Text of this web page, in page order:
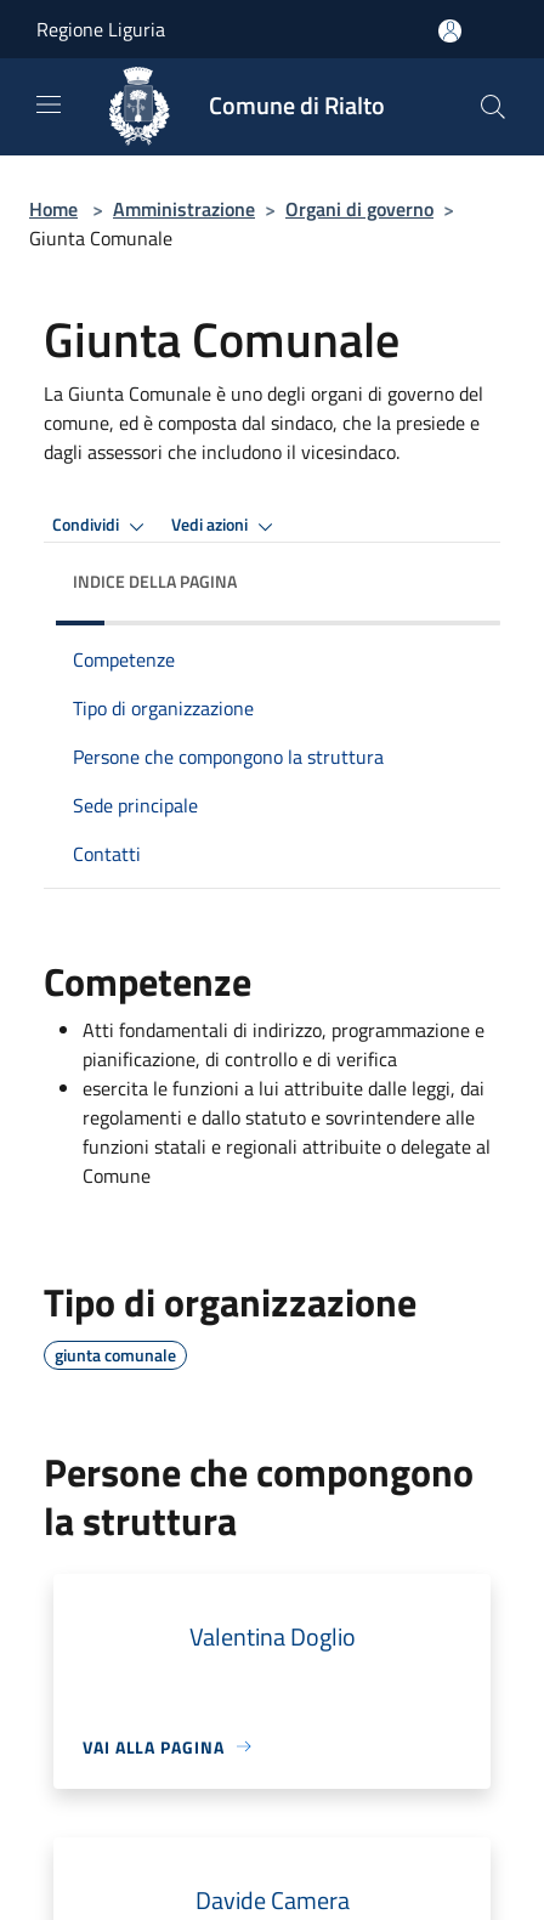
Regione Liguria
Comune di Rialto
Home > Amministrazione > Organi di governo >
Giunta Comunale
Giunta Comunale
La Giunta Comunale è uno degli organi di governo del
comune, ed è composta dal sindaco, che la presiede e
dagli assessori che includono il vicesindaco.
Condividi Vedi azioni
INDICE DELLA PAGINA
Competenze
Tipo di organizzazione
Persone che compongono la struttura
Sede principale
Contatti
Competenze
Atti fondamentali di indirizzo, programmazione e
pianificazione, di controllo e di verifica
esercita le funzioni a lui attribuite dalle leggi, dai
regolamenti e dallo statuto e sovrintendere alle
funzioni statali e regionali attribuite o delegate al
Comune
Tipo di organizzazione
giunta comunale
Persone che compongono
la struttura
Valentina Doglio
VAI ALLA PAGINA
Davide Camera